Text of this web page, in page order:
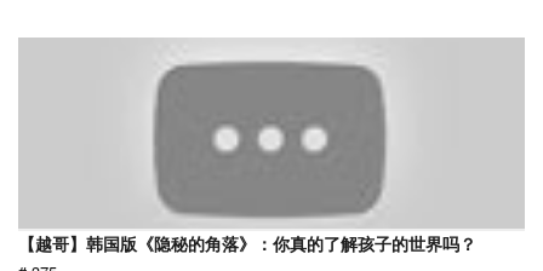
【越哥】韩国版《隐秘的角落》：你真的了解孩子的世界吗？